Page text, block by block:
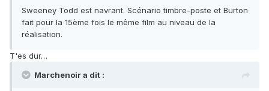
Sweeney Todd est navrant. Scénario timbre-poste et Burton
fait pour la 15ème fois le même film au niveau de la
réalisation.
T'es dur…
Marchenoir a dit :